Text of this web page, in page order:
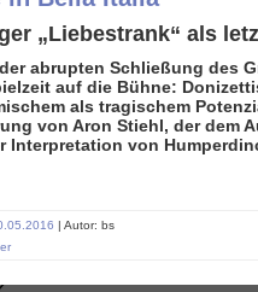
„Liebestrank“ als
abrupten Schließung des
auf die Bühne:
als tragischem
von Aron Stiehl, der dem
Interpretation von
| Autor: bs